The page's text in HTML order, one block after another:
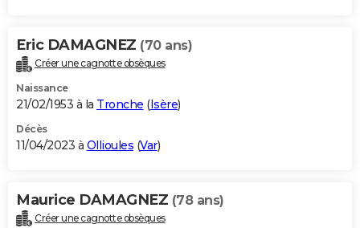
Eric DAMAGNEZ (70 ans)
Créer une cagnotte obsèques
Naissance
21/02/1953 à la Tronche (Isère)
Décès
11/04/2023 à Ollioules (Var)
Maurice DAMAGNEZ (78 ans)
Créer une cagnotte obsèques